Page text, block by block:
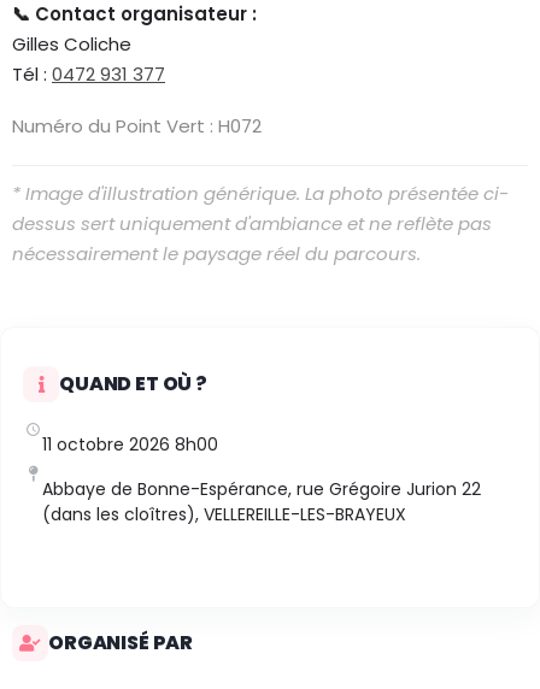
📞 Contact organisateur :
Gilles Coliche
Tél : 0472 931 377
Numéro du Point Vert : H072
* Image d'illustration générique. La photo présentée ci-
dessus sert uniquement d'ambiance et ne reflète pas
nécessairement le paysage réel du parcours.
QUAND ET OÙ ?
11 octobre 2026 8h00
Abbaye de Bonne-Espérance, rue Grégoire Jurion 22
(dans les cloîtres), VELLEREILLE-LES-BRAYEUX
ORGANISÉ PAR